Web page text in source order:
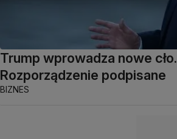
Trump wprowadza nowe cło.
Rozporządzenie podpisane
BIZNES